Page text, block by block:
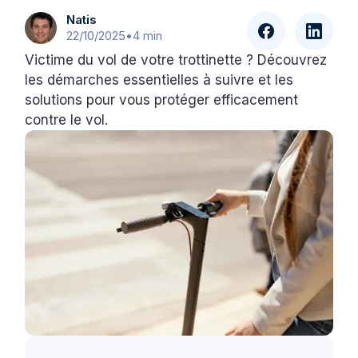
Natis
22/10/2025•4 min
Victime du vol de votre trottinette ? Découvrez
les démarches essentielles à suivre et les
solutions pour vous protéger efficacement
contre le vol.